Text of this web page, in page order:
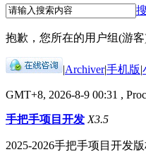
抱歉，您所在的用户组(游
|Archiver|手机版|
GMT+8, 2026-8-9 00:31 ,
手把手项目开发 X3.5
2025-2026手把手项目开发